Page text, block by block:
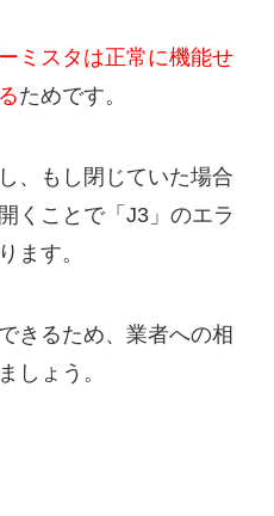
ミスタは正常に機能せ
ためです。
、もし閉じていた場合
くことで「J3」のエラ
ます。
きるため、業者への相
しょう。